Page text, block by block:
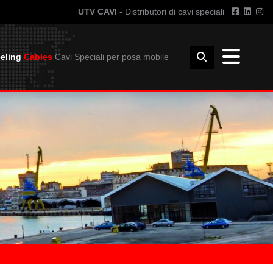
UTV CAVI - Distributori di cavi speciali
GIUNZIONE
INFO TECNICHE
GUIDA ALL'USO DEI CAVI
RAGGIO CURVATURA
INSTALLAZIONE
DIMENSIONI E PESO BOBINE
DOWNLOAD
CATALOGO UTVFLEX
Cables Cavi Speciali per posa mobile